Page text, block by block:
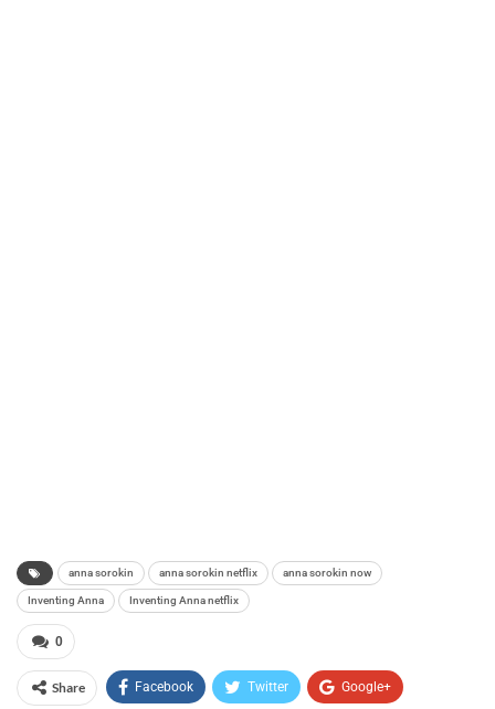
anna sorokin anna sorokin netflix anna sorokin now
Inventing Anna Inventing Anna netflix
0
Share Facebook Twitter Google+